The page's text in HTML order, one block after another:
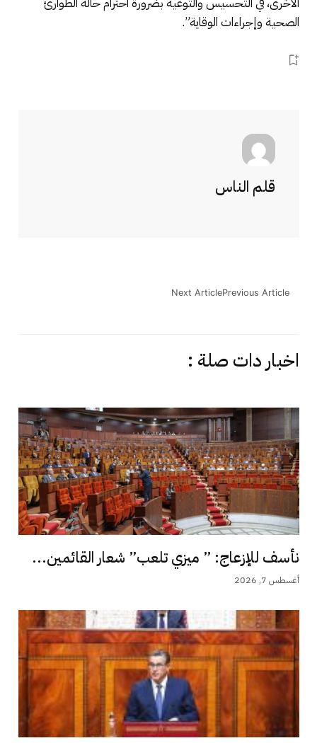
الصحية وإجراءات الوقاية”.
قلم الناس
Previous Article
Next Article
اخبار دات صلة :
نأسف للإزعاج: ” ميزي تلعب” شعار القائمين...
أغسطس 7, 2026